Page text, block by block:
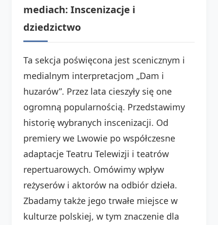
mediach: Inscenizacje i
dziedzictwo
Ta sekcja poświęcona jest scenicznym i
medialnym interpretacjom „Dam i
huzarów”. Przez lata cieszyły się one
ogromną popularnością. Przedstawimy
historię wybranych inscenizacji. Od
premiery we Lwowie po współczesne
adaptacje Teatru Telewizji i teatrów
repertuarowych. Omówimy wpływ
reżyserów i aktorów na odbiór dzieła.
Zbadamy także jego trwałe miejsce w
kulturze polskiej, w tym znaczenie dla